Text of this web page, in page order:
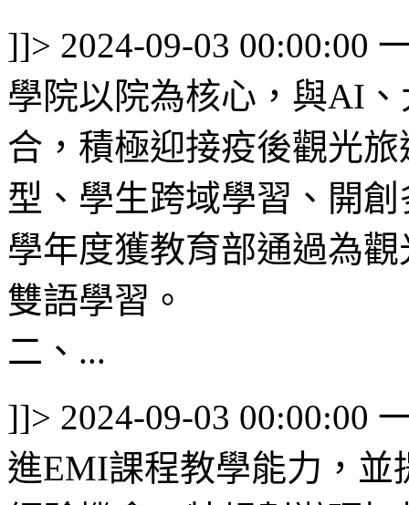
]]> 2024-09-03 00:00:00
學院以院為核心，與AI
合，積極迎接疫後觀光
型、學生跨域學習、開
學年度獲教育部通過為
雙語學習。
二、...
]]> 2024-09-03 00:00:00
進EMI課程教學能力，